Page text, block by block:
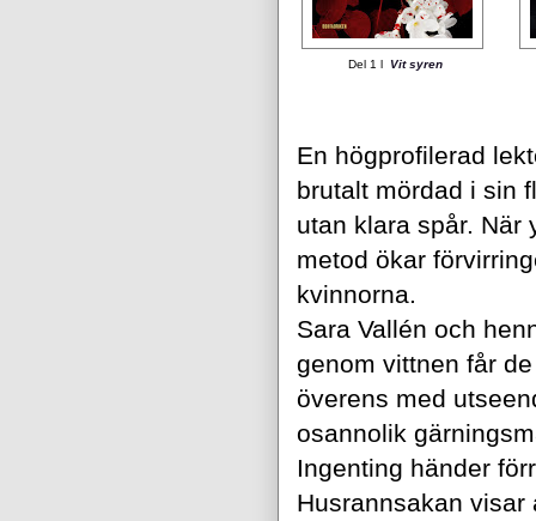
Del 1 l Vit syren
En högprofilerad
brutalt mördad i sin
utan klara spår. När
metod ökar
kvinnorna.
Sara Vallén och
genom vittnen får
överens med
osannolik
Ingenting händer
Husrannsakan